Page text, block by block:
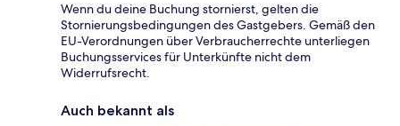
Wenn du deine Buchung stornierst, gelten die
Stornierungsbedingungen des Gastgebers. Gemäß den
EU-Verordnungen über Verbraucherrechte unterliegen
Buchungsservices für Unterkünfte nicht dem
Widerrufsrecht.
Auch bekannt als